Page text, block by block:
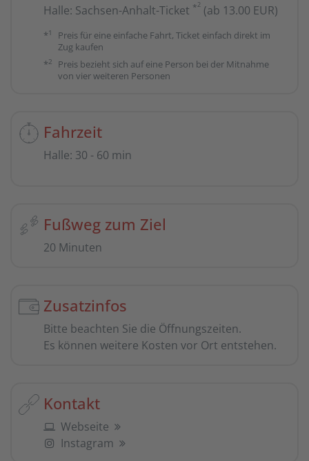
Halle: Sachsen-Anhalt-Ticket *2 (ab 13.00 EUR)
*1
Preis für eine einfache Fahrt, Ticket einfach direkt im
Zug kaufen
*2
Preis bezieht sich auf eine Person bei der Mitnahme
von vier weiteren Personen
Fahrzeit
Halle: 30 - 60 min
Fußweg zum Ziel
20 Minuten
Zusatzinfos
Bitte beachten Sie die Öffnungszeiten.
Es können weitere Kosten vor Ort entstehen.
Kontakt
Webseite
Instagram